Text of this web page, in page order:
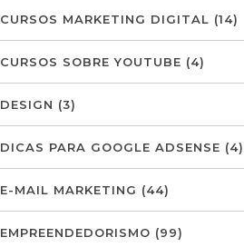
CURSOS MARKETING DIGITAL (14)
CURSOS SOBRE YOUTUBE (4)
DESIGN (3)
DICAS PARA GOOGLE ADSENSE (4)
E-MAIL MARKETING (44)
EMPREENDEDORISMO (99)